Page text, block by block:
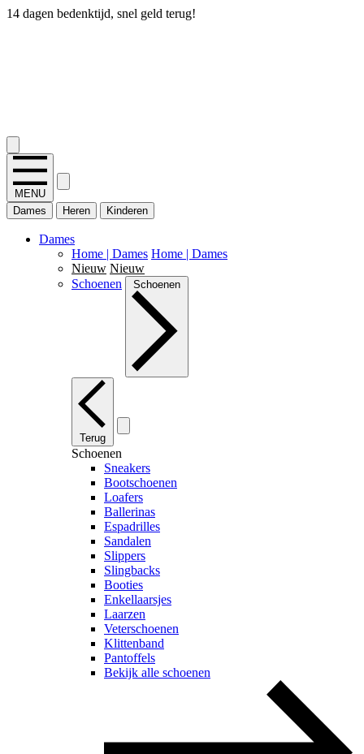
14 dagen bedenktijd, snel geld terug!
MENU
Dames
Heren Kinderen
Dames
Home | Dames Home | Dames
Nieuw Nieuw
Schoenen
Schoenen
Terug
Schoenen
Sneakers
Bootschoenen
Loafers
Ballerinas
Espadrilles
Sandalen
Slippers
Slingbacks
Booties
Enkellaarsjes
Laarzen
Veterschoenen
Klittenband
Pantoffels
Bekijk alle schoenen